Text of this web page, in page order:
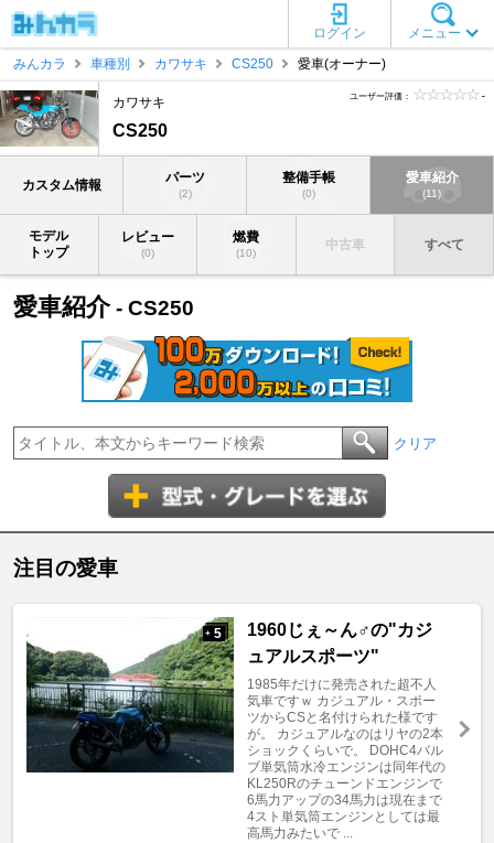
メニュー
ログイン
みんカラ
車種別 カワサキ CS250 愛車(オーナー)
カワサキ
CS250
ユーザー評価： -
カスタム情報 パーツ
(2)
整備手帳
(0)
愛車紹介
(11)
モデル
トップ
レビュー
(0)
燃費
(10)
中古車 すべて
愛車紹介- CS250
クリア
注目の愛車
+ 5
1960じぇ～ん♂の"カジ
ュアルスポーツ"
1985年だけに発売された超不人
気車ですｗ カジュアル・スポー
ツからCSと名付けられた様です
が。 カジュアルなのはリヤの2本
ショックくらいで。 DOHC4バル
ブ単気筒水冷エンジンは同年代の
KL250Rのチューンドエンジンで
6馬力アップの34馬力は現在まで
4スト単気筒エンジンとしては最
高馬力みたいで ...